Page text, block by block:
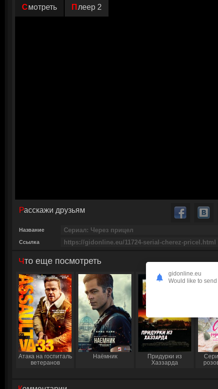
Смотреть Плеер 2
Расскажи друзьям
Название
Ссылка
Что еще посмотреть
Атака на госпиталь
ветеранов
Наёмник
Придурки из
Хаззарда
gidonline.eu
Would like to